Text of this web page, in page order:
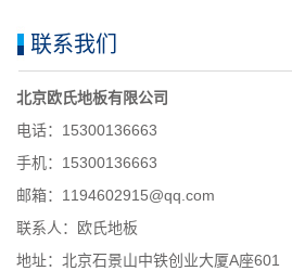
联系我们
北京欧氏地板有限公司
电话：15300136663
手机：15300136663
邮箱：1194602915@qq.com
联系人：欧氏地板
地址：北京石景山中铁创业大厦A座601